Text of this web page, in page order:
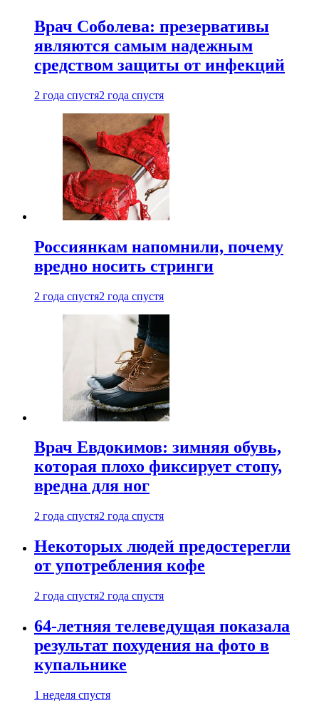
Врач Соболева: презервативы
являются самым надежным
средством защиты от инфекций
2 года спустя2 года спустя
Россиянкам напомнили, почему
вредно носить стринги
2 года спустя2 года спустя
Врач Евдокимов: зимняя обувь,
которая плохо фиксирует стопу,
вредна для ног
2 года спустя2 года спустя
Некоторых людей предостерегли
от употребления кофе
2 года спустя2 года спустя
64-летняя телеведущая показала
результат похудения на фото в
купальнике
1 неделя спустя